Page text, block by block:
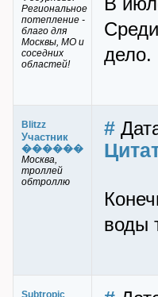
Региональное
потепление -
благо для
Москвы, МО и
соседних
областей!
дело.
Blitzz
Участник
������
Москва,
троллей
обтроллю
#
воды
Subtropic